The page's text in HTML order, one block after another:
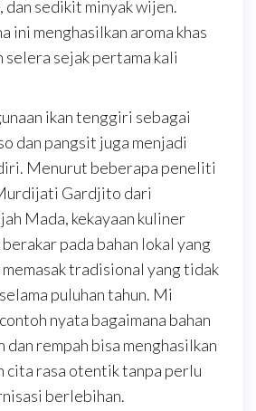
dan sedikit minyak wijen.
ini menghasilkan aroma khas
selera sejak pertama kali
ikan tenggiri sebagai
dan pangsit juga menjadi
Menurut beberapa peneliti
Gardjito dari
Mada, kekayaan kuliner
pada bahan lokal yang
tradisional yang tidak
puluhan tahun. Mi
nyata bagaimana bahan
rempah bisa menghasilkan
cita rasa otentik tanpa perlu
berlebihan.